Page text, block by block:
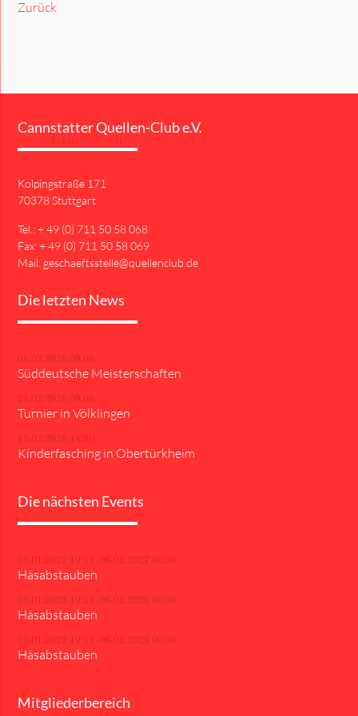
Zurück
Cannstatter Quellen-Club e.V.
Kolpingstraße 171
70378 Stuttgart
Tel.: + 49 (0) 711 50 58 068
Fax: + 49 (0) 711 50 58 069
Mail: geschaeftsstelle@quellenclub.de
Die letzten News
06.03.2026 09:00
Süddeutsche Meisterschaften
21.02.2026 09:00
Turnier in Völklingen
15.02.2026 14:30
Kinderfasching in Obertürkheim
Die nächsten Events
05.01.2027 19:11–06.01.2027 00:30
Häsabstauben
05.01.2028 19:11–06.01.2028 00:30
Häsabstauben
05.01.2029 19:11–06.01.2029 00:30
Häsabstauben
Mitgliederbereich